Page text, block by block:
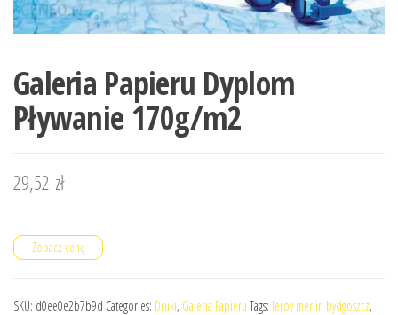
Galeria Papieru Dyplom
Pływanie 170g/m2
29,52 zł
Zobacz cenę
SKU: d0ee0e2b7b9d Categories: Druki, Galeria Papieru Tags: leroy merlin bydgoszcz,